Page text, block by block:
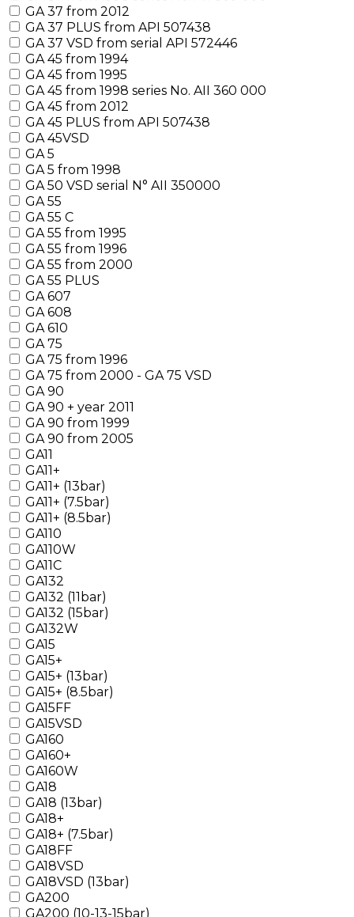
GA 37 from 2012
GA 37 PLUS from API 507438
GA 37 VSD from serial API 572446
GA 45 from 1994
GA 45 from 1995
GA 45 from 1998 series No. AII 360 000
GA 45 from 2012
GA 45 PLUS from API 507438
GA 45VSD
GA 5
GA 5 from 1998
GA 50 VSD serial N° AII 350000
GA 55
GA 55 C
GA 55 from 1995
GA 55 from 1996
GA 55 from 2000
GA 55 PLUS
GA 607
GA 608
GA 610
GA 75
GA 75 from 1996
GA 75 from 2000 - GA 75 VSD
GA 90
GA 90 + year 2011
GA 90 from 1999
GA 90 from 2005
GA11
GA11+
GA11+ (13bar)
GA11+ (7.5bar)
GA11+ (8.5bar)
GA110
GA110W
GA11C
GA132
GA132 (11bar)
GA132 (15bar)
GA132W
GA15
GA15+
GA15+ (13bar)
GA15+ (8.5bar)
GA15FF
GA15VSD
GA160
GA160+
GA160W
GA18
GA18 (13bar)
GA18+
GA18+ (7.5bar)
GA18FF
GA18VSD
GA18VSD (13bar)
GA200
GA200 (10-13-15bar)